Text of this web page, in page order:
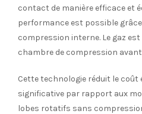
contact de manière efficace et
performance est possible
compression interne. Le gaz
chambre de compression avant
Cette technologie réduit le coût
significative par rapport aux
lobes rotatifs sans